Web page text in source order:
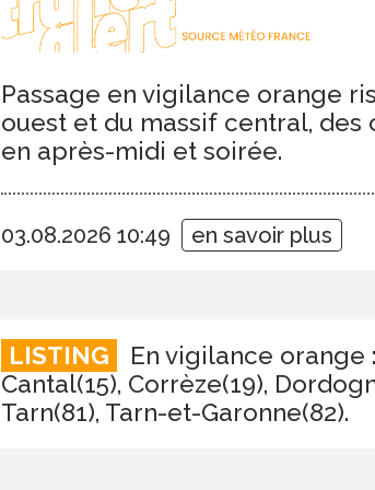
Passage en vigilance orange
ouest et du massif central,
en après-midi et soirée.
03.08.2026 10:49 en savoir plus
LISTING
En vigilance orange
Cantal(15), Corrèze(19),
Tarn(81), Tarn-et-Garonne(82).